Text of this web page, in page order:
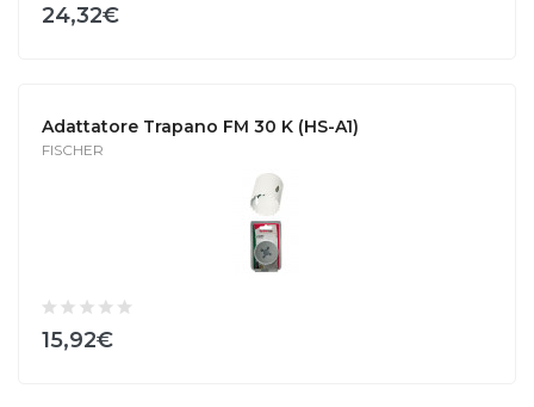
24,32€
Adattatore Trapano FM 30 K (HS-A1)
FISCHER
15,92€